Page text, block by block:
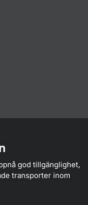
god tillgänglighet,
transporter inom